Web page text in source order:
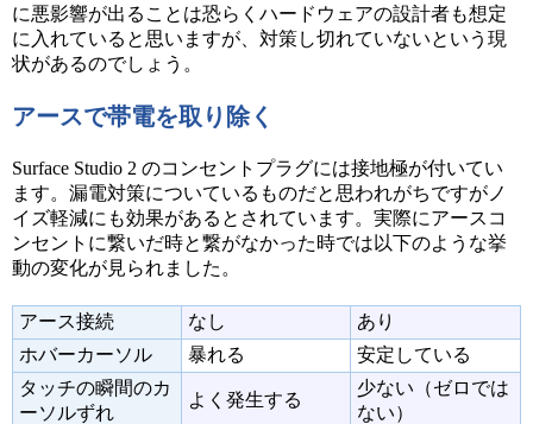
に悪影響が出ることは恐らくハードウェアの設計者も想定
に入れていると思いますが、対策し切れていないという現
状があるのでしょう。
アースで帯電を取り除く
Surface Studio 2 のコンセントプラグには接地極が付いてい
ます。漏電対策についているものだと思われがちですがノ
イズ軽減にも効果があるとされています。実際にアースコ
ンセントに繋いだ時と繋がなかった時では以下のような挙
動の変化が見られました。
アース接続 なし
あり
ホバーカーソル
暴れる
安定している
タッチの瞬間のカ
ーソルずれ
よく発生する
少ない（ゼロでは
ない）